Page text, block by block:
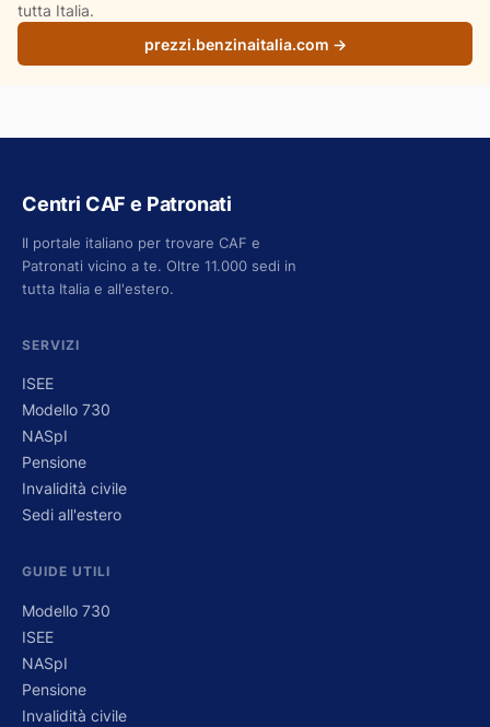
tutta Italia.
prezzi.benzinaitalia.com →
Centri CAF e Patronati
Il portale italiano per trovare CAF e
Patronati vicino a te. Oltre 11.000 sedi in
tutta Italia e all'estero.
SERVIZI
ISEE
Modello 730
NASpI
Pensione
Invalidità civile
Sedi all'estero
GUIDE UTILI
Modello 730
ISEE
NASpI
Pensione
Invalidità civile